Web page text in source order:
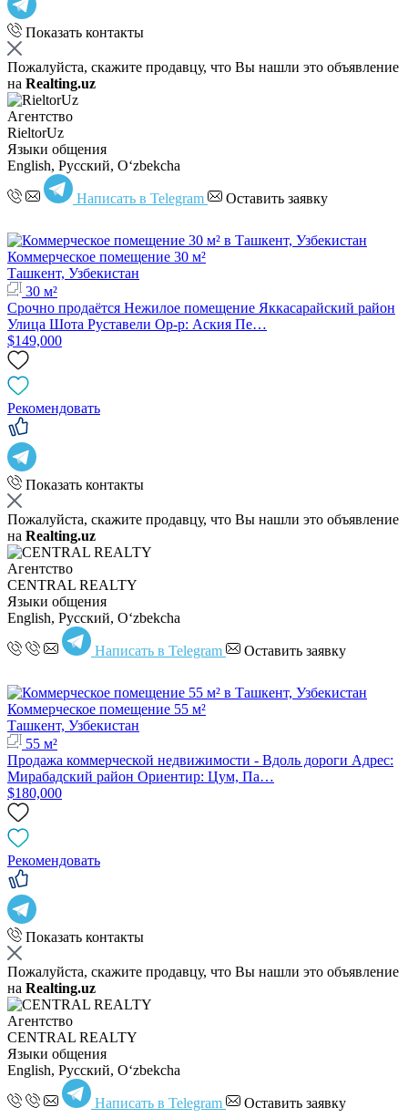
Показать контакты
Пожалуйста, скажите продавцу, что Вы нашли это объявление
на Realting.uz
Агентство
RieltorUz
Языки общения
English, Русский, Oʻzbekcha
Написать в Telegram Оставить заявку
Коммерческое помещение 30 м²
Ташкент, Узбекистан
30 м²
Срочно продаётся Нежилое помещение Яккасарайский район
Улица Шота Руставели Ор-р: Аския Пе…
$149,000
Рекомендовать
Показать контакты
Пожалуйста, скажите продавцу, что Вы нашли это объявление
на Realting.uz
Агентство
CENTRAL REALTY
Языки общения
English, Русский, Oʻzbekcha
Написать в Telegram Оставить заявку
Коммерческое помещение 55 м²
Ташкент, Узбекистан
55 м²
Продажа коммерческой недвижимости - Вдоль дороги Адрес:
Мирабадский район Ориентир: Цум, Па…
$180,000
Рекомендовать
Показать контакты
Пожалуйста, скажите продавцу, что Вы нашли это объявление
на Realting.uz
Агентство
CENTRAL REALTY
Языки общения
English, Русский, Oʻzbekcha
Написать в Telegram Оставить заявку